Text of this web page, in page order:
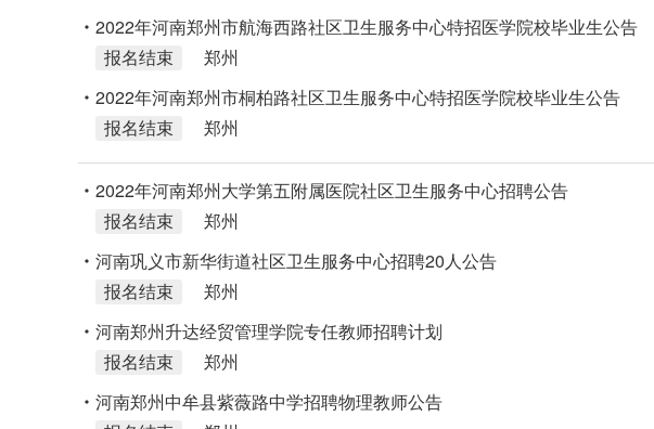
2022年河南郑州市航海西路社区卫生服务中心特招医学院校毕业生公告
报名结束
郑州
2022年河南郑州市桐柏路社区卫生服务中心特招医学院校毕业生公告
报名结束
郑州
2022年河南郑州大学第五附属医院社区卫生服务中心招聘公告
报名结束
郑州
河南巩义市新华街道社区卫生服务中心招聘20人公告
报名结束
郑州
河南郑州升达经贸管理学院专任教师招聘计划
报名结束
郑州
河南郑州中牟县紫薇路中学招聘物理教师公告